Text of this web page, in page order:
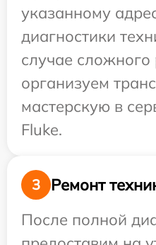
указанному
диагностики
случае
организуем
мастерскую в
Fluke.
3
Ремонт
После полной